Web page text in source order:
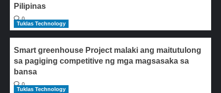
Pilipinas
0
Tuklas Technology
Smart greenhouse Project malaki ang maitutulong
sa pagiging competitive ng mga magsasaka sa
bansa
0
Tuklas Technology